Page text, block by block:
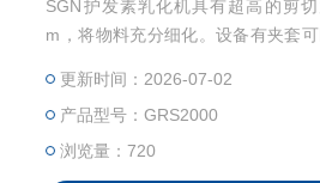
SGN护发素乳化机具有超高的剪切
m，将物料充分细化。设备有夹套
更新时间：2026-07-02
产品型号：GRS2000
浏览量：720